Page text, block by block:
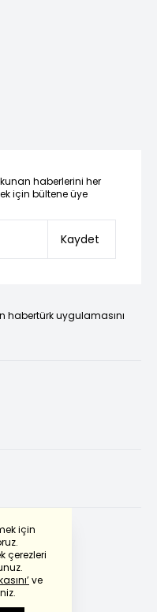
için
çerezleri
ve
haberlerini her
için bültene üye
Kaydet
habertürk uygulamasını